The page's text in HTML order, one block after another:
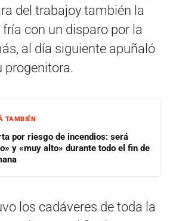
del trabajoy también la
con un disparo por la
al día siguiente apuñaló
progenitora.
TAMBIÉN
por riesgo de incendios: será
y «muy alto» durante todo el fin de
los cadáveres de toda la